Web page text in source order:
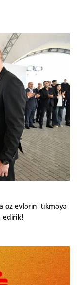
öz evlərini tikməyə
edirik!